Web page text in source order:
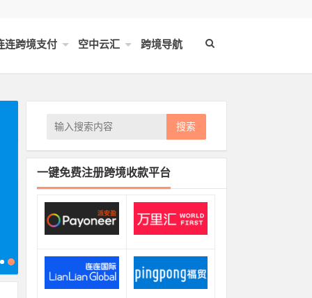
连跨境支付 空中云汇 跨境导航
搜索
一键免费注册跨境收款平台